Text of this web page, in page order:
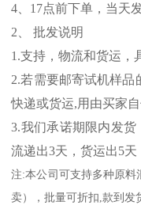
4
17点前下单，当天
2 、 批发说明
1.支持，物流和货运，
2.若需要邮寄试机样品
快递或货运,用由买家自
3.我们承诺期限内发
流递出3天，货运出5天
注:本公司可支持多种原料
卖），批量可折扣 ,款到发